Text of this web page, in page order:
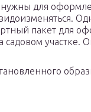
для
пакет для
садовом участке.